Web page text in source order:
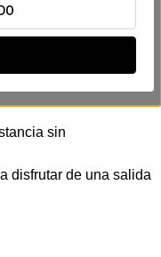
esta experiencia
Sin prisas,
sin
disfrutar de una salida